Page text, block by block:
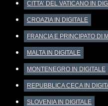
CITTA’ DEL VATICANO IN
CROAZIA IN DIGITALE
FRANCIA E PRINCIPATO DI
MALTA IN DIGITALE
MONTENEGRO IN DIGITALE
REPUBBLICA CECA IN
SLOVENIA IN DIGITALE